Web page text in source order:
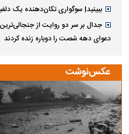
ببینید| سوگواری تکان‌دهنده یک
جدال بر سر دو روایت از
دعوای دهه شصت را دوباره زنده کردند
عکس‌نوشت